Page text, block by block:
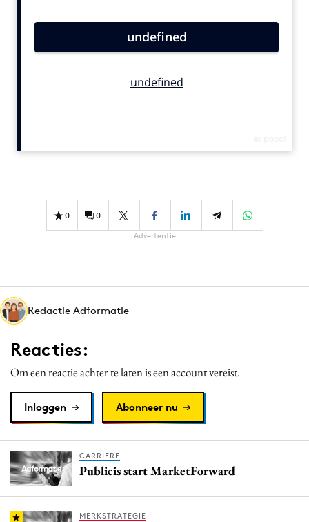
Carriere
Diversiteit
Interne communicatie
Martech
Media
Merkstrategie
PR
Purpose Marketing
Reputatie & crisis
0 0
Advertentie
Redactie Adformatie
Reacties:
Om een reactie achter te laten is een account vereist.
Inloggen Abonneer nu
CARRIERE
Publicis start MarketForward
MERKSTRATEGIE